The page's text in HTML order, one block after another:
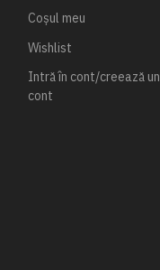
Coșul meu
Wishlist
Intră în cont/creează un
cont